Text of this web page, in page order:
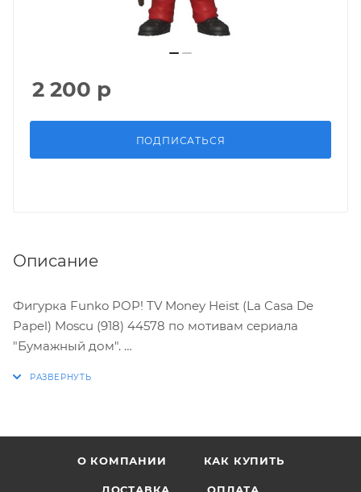
2 200 р
ПОДПИСАТЬСЯ
Описание
Фигурка Funko POP! TV Money Heist (La Casa De
Papel) Moscu (918) 44578 по мотивам сериала
"Бумажный дом".
* Материал: винил
* Оригинальный и официально лицензированный
О КОМПАНИИ КАК КУПИТЬ